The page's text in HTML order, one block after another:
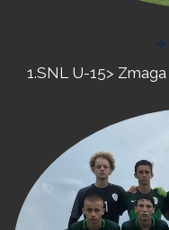
1.SNL U-15> Zmaga